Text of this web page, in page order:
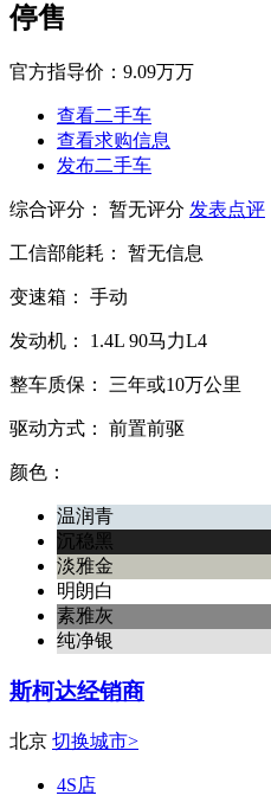
停售
官方指导价： 9.09万万
查看二手车
查看求购信息
发布二手车
综合评分： 暂无评分 发表点评
工信部能耗： 暂无信息
变速箱： 手动
发动机： 1.4L 90马力L4
整车质保： 三年或10万公里
驱动方式： 前置前驱
颜色：
温润青
沉稳黑
淡雅金
明朗白
素雅灰
纯净银
斯柯达经销商
北京 切换城市>
4S店